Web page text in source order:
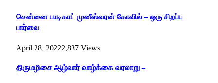
சென்னை பாடிகாட் முனீஸ்வரன் கோவில் – ஒரு சிறப்பு
பார்வை
April 28, 20222,837 Views
திருமழிசை ஆழ்வார் வாழ்க்கை வரலாறு –